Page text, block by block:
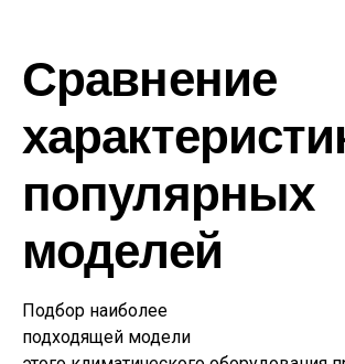
Сравнение
популярных
моделей
Подбор наиболее
подходящей модели